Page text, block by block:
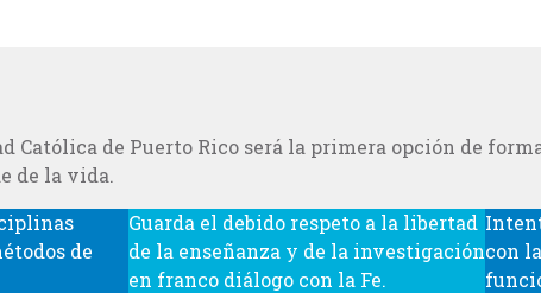
Católica de Puerto Rico será la primera opción de
de la vida.
de
Guarda el debido respeto a la libertad
de la enseñanza y de la investigación
en franco diálogo con la Fe.
con